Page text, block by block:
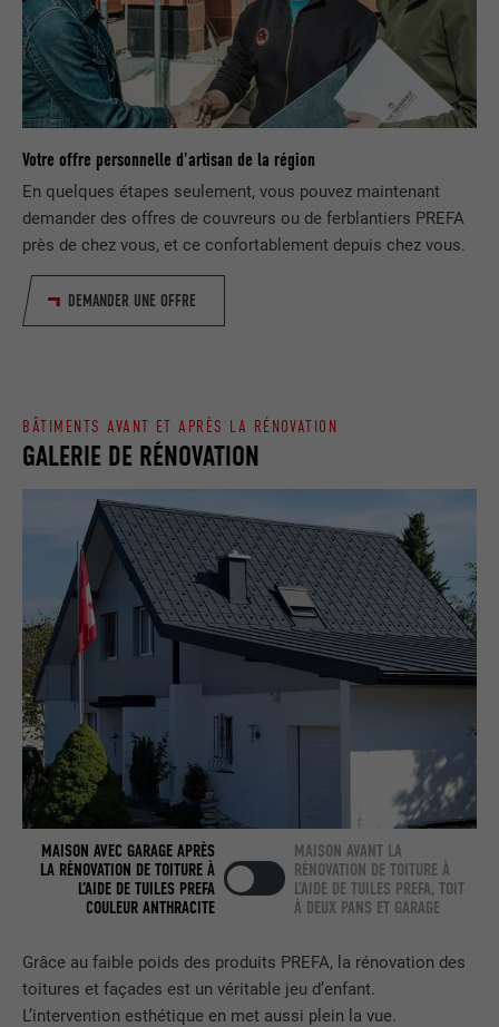
Votre offre personnelle d'artisan de la région
En quelques étapes seulement, vous pouvez maintenant
demander des offres de couvreurs ou de ferblantiers PREFA
près de chez vous, et ce confortablement depuis chez vous.
DEMANDER UNE OFFRE
Grâce au faible poids des produits PREFA, la rénovation des
toitures et façades est un véritable jeu d’enfant.
L’intervention esthétique en met aussi plein la vue.
GALERIE DE RÉNOVATION
BÂTIMENTS AVANT ET APRÈS LA RÉNOVATION
MAISON AVEC GARAGE APRÈS
LA RÉNOVATION DE TOITURE À
L’AIDE DE TUILES PREFA
COULEUR ANTHRACITE
MAISON AVANT LA
RÉNOVATION DE TOITURE À
L’AIDE DE TUILES PREFA, TOIT
À DEUX PANS ET GARAGE
EXPIRATION 1 jour
Enregistre un identifiant unique utilisé
pour générer des données statistiques
sur la manière dont l'utilisateur utilise le
NOM _gaexp
FOURNISSEUR Google Optimize
UTILITÉ
autorise l'utilisation de cookies. Ne
contient aucun élément d'identification.
SafeSearch doit être activé ou non.
NOM lang
EXPIRATION Session
UTILITÉ
Enregistre la langue choisie par
l'utilisateur pour un site Internet.
EXPIRATION Session
UTILITÉ
Utilisé par LinkedIn lorsqu'un site
Internet contient une fenêtre « Suivez-
nous » intégrée.
NOM bcookie
FOURNISSEUR LinkedIn
EXPIRATION
UTILITÉ
Utilisé par le service de réseau social
LinkedIn pour suivre l'utilisation de
services intégrés.
NOM bscookie
EXPIRATION 2 ans